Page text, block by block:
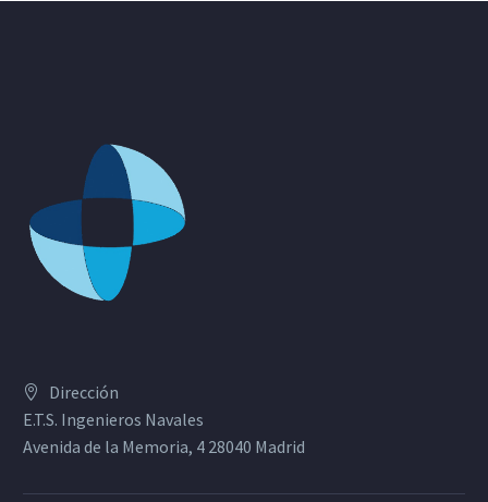
Dirección
E.T.S. Ingenieros Navales
Avenida de la Memoria, 4 28040 Madrid